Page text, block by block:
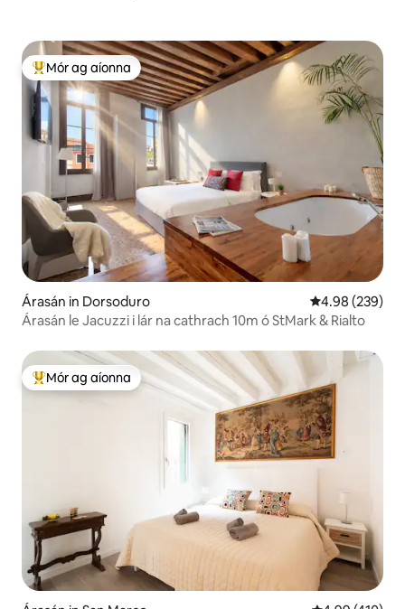
An-mhór ag aíonna
Mór ag aíonna
Árasán in Dorsoduro Meánrátáil
4.98 (239)
Árasán le Jacuzzi i lár na cathrach 10m ó StMark & Rialto
An-mhór ag aíonna
Mór ag aíonna